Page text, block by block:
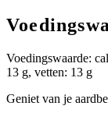
Voedingswaarde:
13 g, vetten: 13 g
Geniet van je